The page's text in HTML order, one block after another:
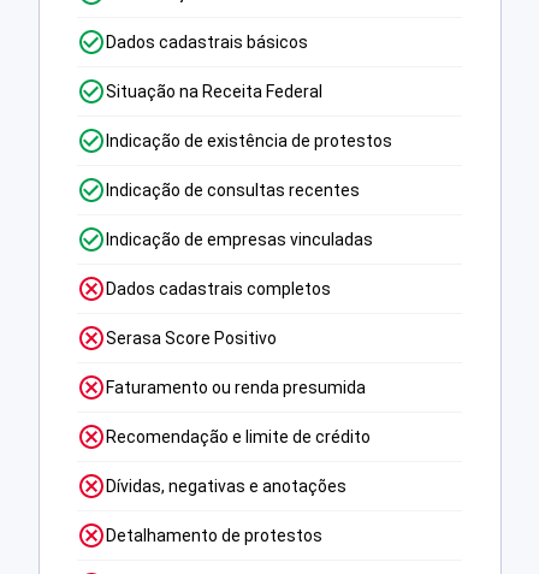
Dados cadastrais básicos
Situação na Receita Federal
Indicação de existência de protestos
Indicação de consultas recentes
Indicação de empresas vinculadas
Dados cadastrais completos
Serasa Score Positivo
Faturamento ou renda presumida
Recomendação e limite de crédito
Dívidas, negativas e anotações
Detalhamento de protestos